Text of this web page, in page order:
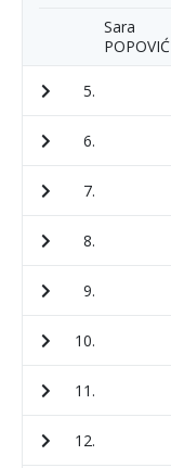
Sara
POPOVIĆ
5.
6.
7.
8.
9.
10.
11.
12.